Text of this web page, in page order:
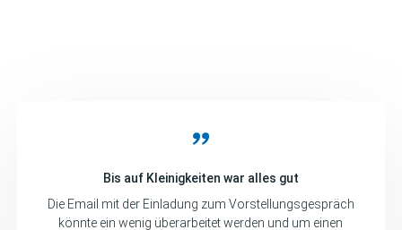
Bis auf Kleinigkeiten war alles gut
Die Email mit der Einladung zum Vorstellungsgespräch
könnte ein wenig überarbeitet werden und um einen